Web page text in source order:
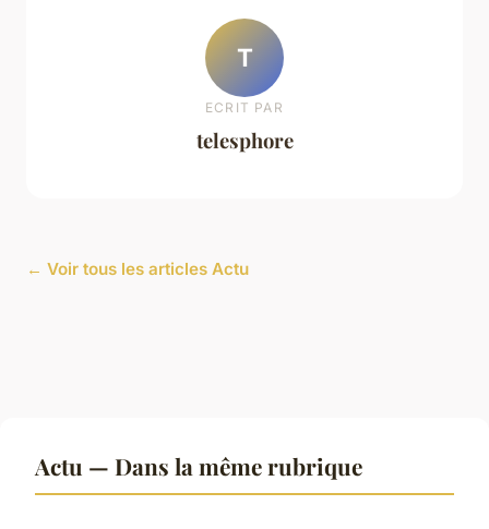
T
ECRIT PAR
telesphore
← Voir tous les articles Actu
Actu — Dans la même rubrique